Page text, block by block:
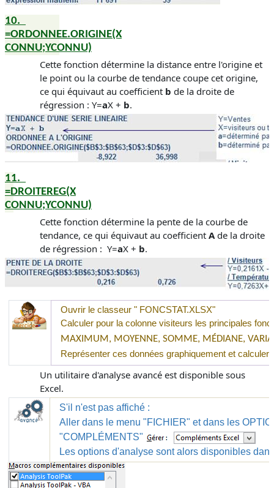
10.
=ORDONNEE.ORIGINE(X
CONNU;YCONNU)
Cette fonction détermine la distance entre l'origine et
le point ou la courbe de tendance coupe cet origine,
ce qui équivaut au coefficient b de la droite de
régression : Y=aX + b.
11.
=DROITEREG(X
CONNU;YCONNU)
Cette fonction détermine la pente de la courbe de
tendance, ce qui équivaut au coefficient A de la droite
de régression : Y=aX + b.
Ouvrir le classeur " FONCSTAT.XLSX"
Calculer pour la colonne visiteurs les principales
MAXIMUM, MOYENNE, SOMME, MÉDIANE,
Représenter ces données graphiquement et calculer
Un utilitaire d'analyse avancé est disponible sous
Excel.
S'il n'est pas affiché :
Aller dans le menu "FICHIER" et dans les
"COMPLÉMENTS"
Les options d'analyse sont alors disponibles